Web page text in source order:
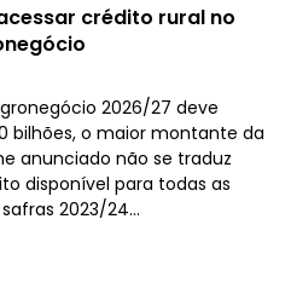
crédito rural no
2026/27 deve
bilhões, o maior montante da
anunciado não se traduz
disponível para todas as
2023/24...